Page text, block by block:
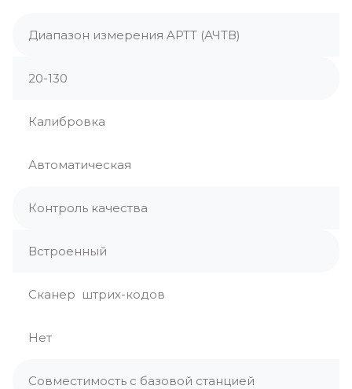
Диапазон измерения APTT (АЧТВ)
20-130
Калибровка
Автоматическая
Контроль качества
Встроенный
Сканер штрих-кодов
Нет
Совместимость с базовой станцией